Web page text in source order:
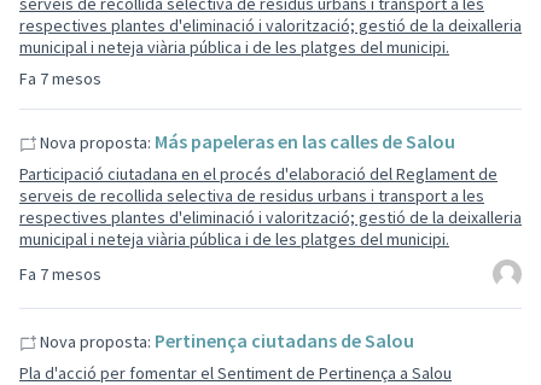
Fa 7 mesos
respectives plantes d'eliminació i valorització; gestió de la deixalleria
municipal i neteja viària pública i de les platges del municipi.
Fa 7 mesos
Nova proposta: Más papeleras en las calles de Salou
Participació ciutadana en el procés d'elaboració del Reglament de
serveis de recollida selectiva de residus urbans i transport a les
respectives plantes d'eliminació i valorització; gestió de la deixalleria
municipal i neteja viària pública i de les platges del municipi.
Nova proposta: Pertinença ciutadans de Salou
Pla d'acció per fomentar el Sentiment de Pertinença a Salou